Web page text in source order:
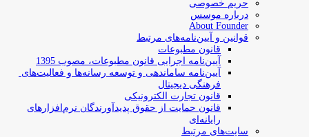
حریم خصوصی
درباره موسس
About Founder
قوانین و آیین‌نامه‌های مرتبط
‌قانون مطبوعات
آیین‌نامه اجرایی قانون مطبوعات، مصوب 1395
آیین‌نامه سامان­دهی و توسعه رسانه­‌ها و فعالیت‌­های
فرهنگی دیجیتال
قانون تجارت الکترونیکی
قانون حمایت از حقوق پدیدآورندگان نرم‌افزارهای
رایانه‌ای
سایت‌های مرتبط